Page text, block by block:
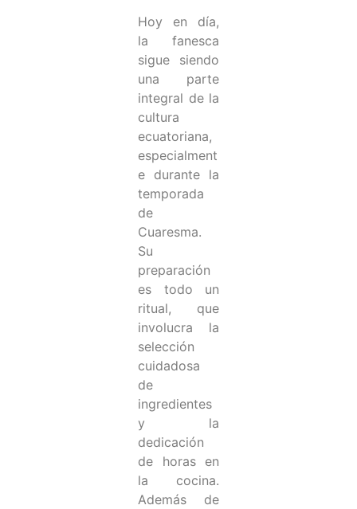
Hoy en día,
la fanesca
sigue siendo
una parte
integral de la
cultura
ecuatoriana,
especialment
e durante la
temporada
de
Cuaresma.
Su
preparación
es todo un
ritual, que
involucra la
selección
cuidadosa
de
ingredientes
y la
dedicación
de horas en
la cocina.
Además de